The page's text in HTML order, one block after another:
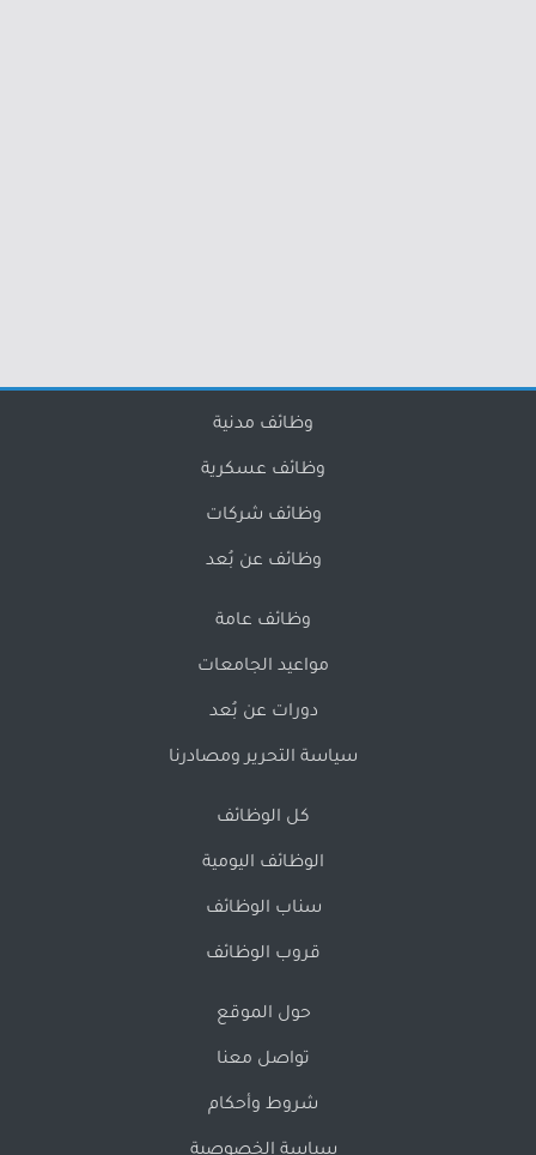
وظائف مدنية
وظائف عسكرية
وظائف شركات
وظائف عن بُعد
وظائف عامة
مواعيد الجامعات
دورات عن بُعد
سياسة التحرير ومصادرنا
كل الوظائف
الوظائف اليومية
سناب الوظائف
قروب الوظائف
حول الموقع
تواصل معنا
شروط وأحكام